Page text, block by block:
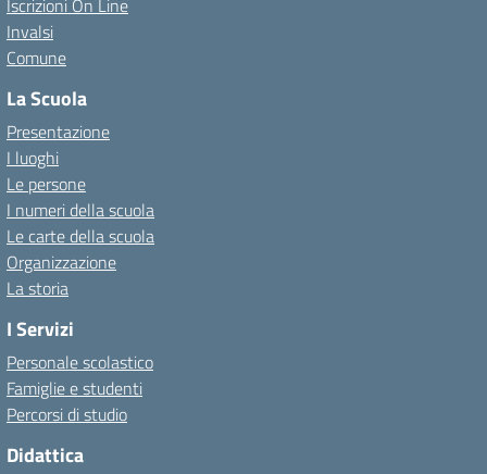
Iscrizioni On Line
Invalsi
Comune
La Scuola
Presentazione
I luoghi
Le persone
I numeri della scuola
Le carte della scuola
Organizzazione
La storia
I Servizi
Personale scolastico
Famiglie e studenti
Percorsi di studio
Didattica